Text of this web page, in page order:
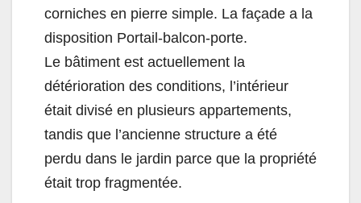
corniches en pierre simple. La façade a la
disposition Portail-balcon-porte.
Le bâtiment est actuellement la
détérioration des conditions, l’intérieur
était divisé en plusieurs appartements,
tandis que l’ancienne structure a été
perdu dans le jardin parce que la propriété
était trop fragmentée.